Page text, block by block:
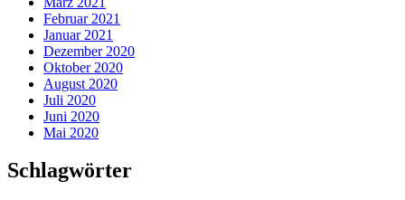
Februar 2021
Januar 2021
Dezember 2020
Oktober 2020
August 2020
Juli 2020
Juni 2020
Mai 2020
Schlagwörter